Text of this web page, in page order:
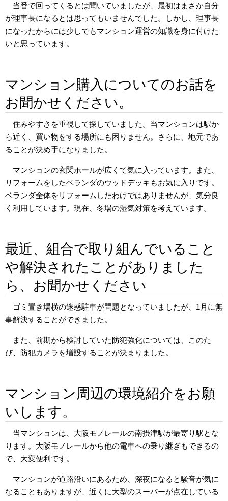
当番で回ってくるとは聞いていましたが、最初はまさか自分
が理事長になるとは思ってもいませんでした。しかし、理事長
になったからには少しでもマンション運営の知識を身に付けた
いと思っています。
マンション購入についてのお話を
お聞かせください。
住みやすさを重視して探していました。当マンションは駅か
ら近く、買い物をする場所にも困りません。さらに、地元であ
ることが決め手になりました。
マンションの玄関ホールが広くて気に入っています。また、
リフォームをしたベランダのウッドデッキもお気に入りです。
ベランダ全体をリフォームしたわけではありませんが、気分良
く利用しています。現在、冬場の湿気対策を考えています。
最近、組合で取り組んでいること
や解決されたことがありました
ら、お聞かせください
ゴミ置き場横の迷惑駐車が問題となっていましたが、1月に無
事解決することができました。
また、前期から検討していた防犯強化については、このた
び、防犯カメラを増設することが決まりました。
マンション周辺の環境紹介をお願
いします。
当マンションは、大阪モノレールの南摂津駅が最寄り駅とな
ります。大阪モノレールから他の電車への乗り継ぎもできるの
で、大変便利です。
マンションが道路沿いにあるため、深夜になると騒音が気に
なることもありますが、近くに大型のスーパーが点在している